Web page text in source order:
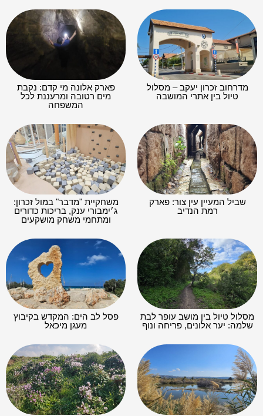
מדרחוב זכרון יעקב – מסלול
טיול בין אתרי המושבה
פארק אלונה מי קדם: נקבת
מים רטובה ומרעננת לכל
המשפחה
שביל המעיין עין צור: פארק
רמת הנדיב
משחקיית "מדבר" במול זכרון:
ג׳ימבורי ענק, בריכות כדורים
ומתחמי משחק מושקעים
מסלול טיול בין מושב עופר לבת
שלמה: יער אלונים, פריחה ונוף
פסל לב הים: המקדש בקיבוץ
מעגן מיכאל